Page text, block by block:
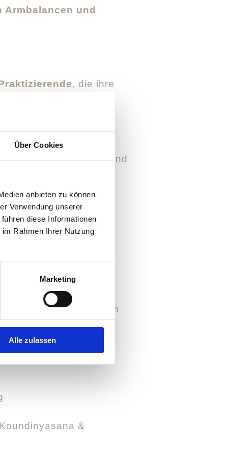
Über Cookies
anbieten zu können
Verwendung unserer
diese Informationen
Rahmen Ihrer Nutzung
Marketing
Alle zulassen
und
, die ihre
und Atmung – und
spielerischen
alsAusdruck
einebessere
Integration
den
&